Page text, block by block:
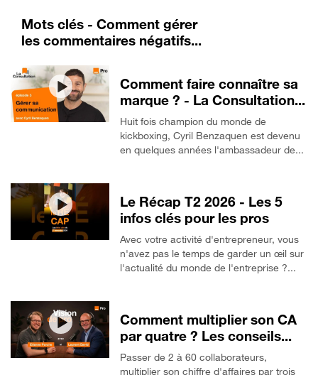
Mots clés - Comment gérer
les commentaires négatifs...
Comment faire connaître sa
marque ? - La Consultation...
Huit fois champion du monde de
kickboxing, Cyril Benzaquen est devenu
en quelques années l'ambassadeur de...
Le Récap T2 2026 - Les 5
infos clés pour les pros
Avec votre activité d'entrepreneur, vous
n'avez pas le temps de garder un œil sur
l'actualité du monde de l'entreprise ?...
Comment multiplier son CA
par quatre ? Les conseils...
Passer de 2 à 60 collaborateurs,
multiplier son chiffre d'affaires par trois